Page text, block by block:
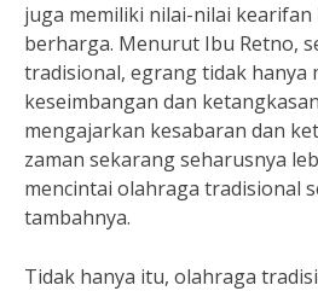
juga memiliki nilai-nilai
berharga. Menurut Ibu Retno,
tradisional, egrang tidak hanya
keseimbangan dan
mengajarkan kesabaran dan
zaman sekarang seharusnya
mencintai olahraga tradisional
tambahnya.
Tidak hanya itu, olahraga